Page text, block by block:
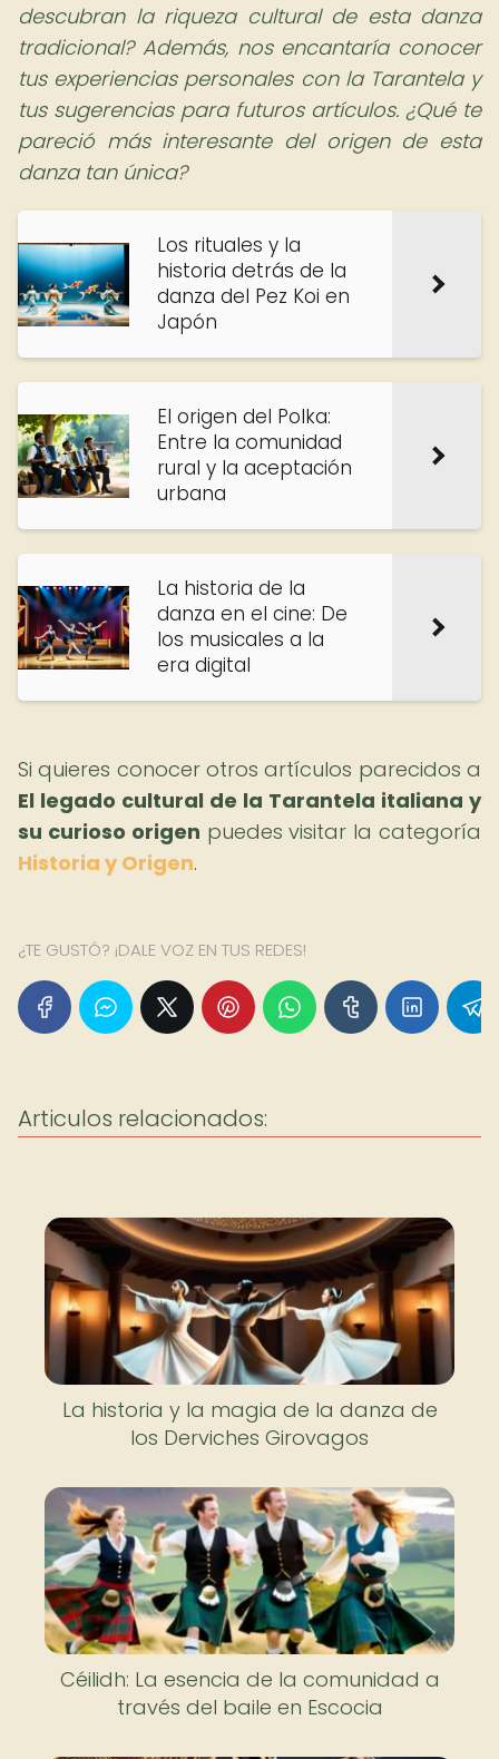
descubran la riqueza cultural de esta danza
tradicional? Además, nos encantaría conocer
tus experiencias personales con la Tarantela y
tus sugerencias para futuros artículos. ¿Qué te
pareció más interesante del origen de esta
danza tan única?
Los rituales y la
historia detrás de la
danza del Pez Koi en
Japón
El origen del Polka:
Entre la comunidad
rural y la aceptación
urbana
La historia de la
danza en el cine: De
los musicales a la
era digital
Si quieres conocer otros artículos parecidos a
El legado cultural de la Tarantela italiana y
su curioso origen puedes visitar la categoría
Historia y Origen.
¿TE GUSTÓ? ¡DALE VOZ EN TUS REDES!
Articulos relacionados:
La historia y la magia de la danza de
los Derviches Girovagos
Céilidh: La esencia de la comunidad a
través del baile en Escocia